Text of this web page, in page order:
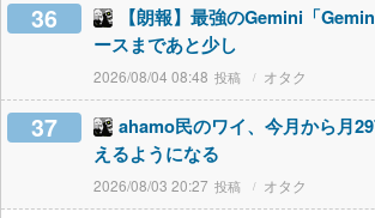
36
【朗報】最強のGemini「
ースまであと少し
2026/08/04 08:48 オタク
37
ahamo民のワイ、今月から月
えるようになる
2026/08/03 20:27 オタク